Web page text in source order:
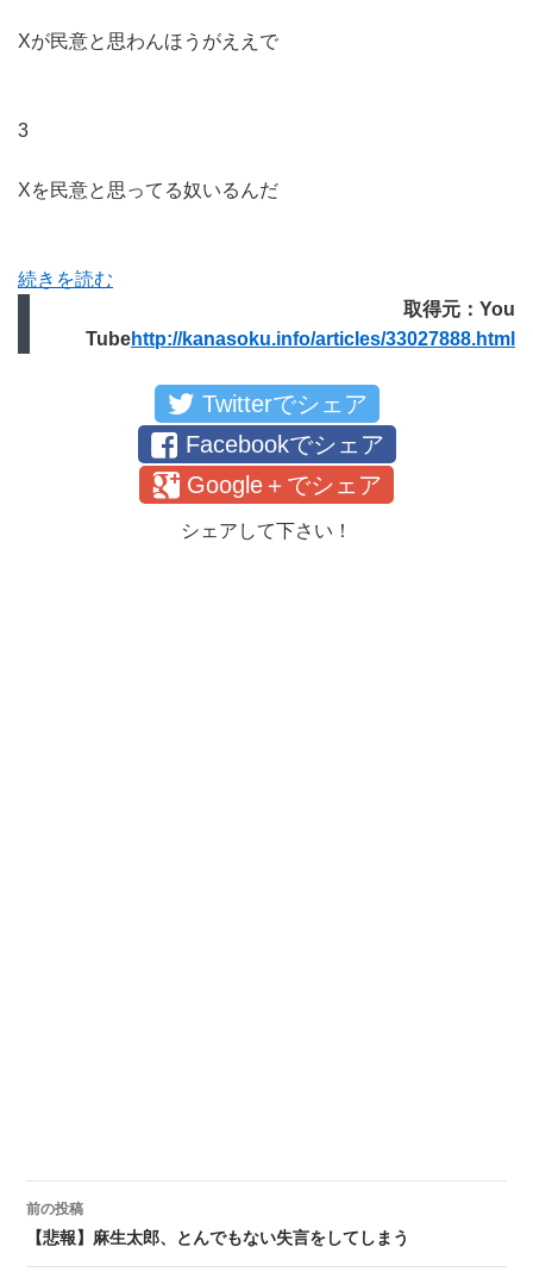
Xが民意と思わんほうがええで
3
Xを民意と思ってる奴いるんだ
続きを読む
取得元：You
Tubehttp://kanasoku.info/articles/33027888.html
Twitterでシェア
Facebookでシェア
Google＋でシェア
シェアして下さい！
投稿ナビゲーション
前の投稿
【悲報】麻生太郎、とんでもない失言をしてしまう